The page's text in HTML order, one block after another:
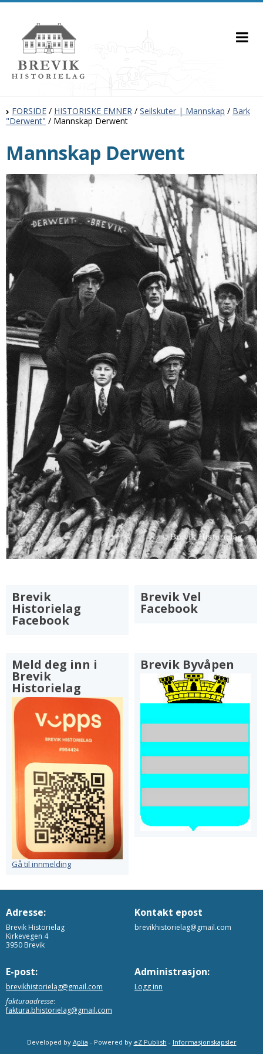
FORSIDE / HISTORISKE EMNER / Seilskuter | Mannskap / Bark
"Derwent" / Mannskap Derwent
Mannskap Derwent
Brevik
Historielag
Facebook
Brevik Vel
Facebook
Meld deg inn i
Brevik
Historielag
Gå til innmelding
Brevik Byvåpen
Adresse:
Brevik Historielag
Kirkevegen 4
3950 Brevik
Kontakt epost
brevikhistorielag@gmail.com
E-post:
brevikhistorielag@gmail.com
fakturaadresse:
faktura.bhistorielag@gmail.com
Administrasjon:
Logg inn
Developed by Aplia - Powered by eZ Publish - Informasjonskapsler